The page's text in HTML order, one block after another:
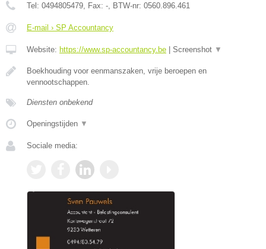
Tel: 0494805479 , Fax: - , BTW-nr: 0560.896.461
E-mail › SP Accountancy
Website: https://www.sp-accountancy.be Screenshot ▼
Boekhouding voor eenmanszaken, vrije beroepen en
vennootschappen.
Diensten onbekend
Openingstijden ▼
Sociale media: